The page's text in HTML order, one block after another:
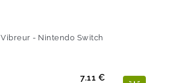
Vibreur - Nintendo Switch
Prix
7.11 €